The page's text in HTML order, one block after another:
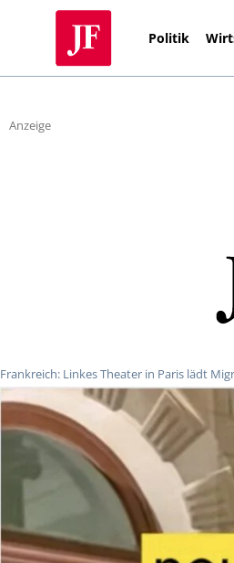
Politik
Anzeige
Frankreich: Linkes Theater in Paris lädt